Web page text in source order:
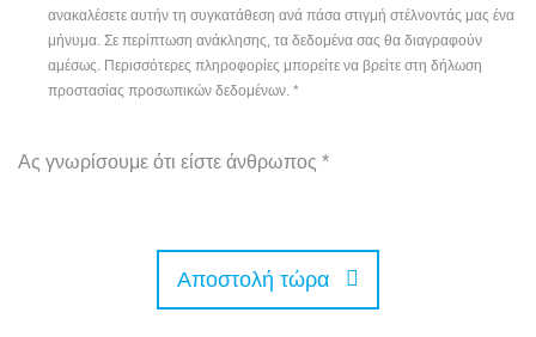
ανακαλέσετε αυτήν τη συγκατάθεση ανά πάσα στιγμή στέλνοντάς μας ένα
μήνυμα. Σε περίπτωση ανάκλησης, τα δεδομένα σας θα διαγραφούν
αμέσως. Περισσότερες πληροφορίες μπορείτε να βρείτε στη δήλωση
προστασίας προσωπικών δεδομένων. *
Ας γνωρίσουμε ότι είστε άνθρωπος *
Αποστολή τώρα